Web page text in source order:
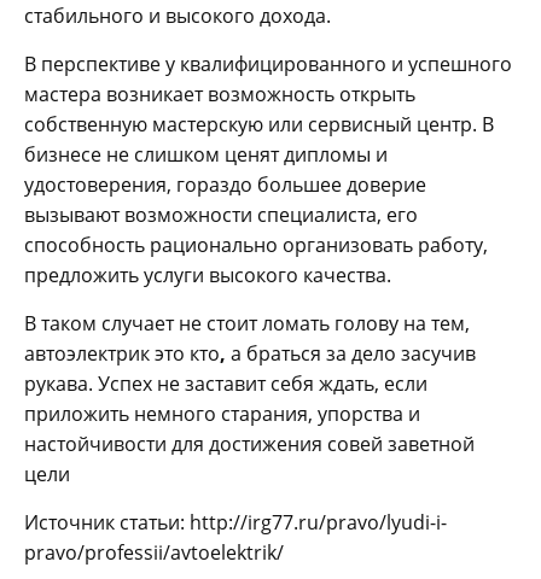
стабильного и высокого дохода.
В перспективе у квалифицированного и успешного
мастера возникает возможность открыть
собственную мастерскую или сервисный центр. В
бизнесе не слишком ценят дипломы и
удостоверения, гораздо большее доверие
вызывают возможности специалиста, его
способность рационально организовать работу,
предложить услуги высокого качества.
В таком случает не стоит ломать голову на тем,
автоэлектрик это кто, а браться за дело засучив
рукава. Успех не заставит себя ждать, если
приложить немного старания, упорства и
настойчивости для достижения совей заветной
цели
Источник статьи: http://irg77.ru/pravo/lyudi-i-
pravo/professii/avtoelektrik/